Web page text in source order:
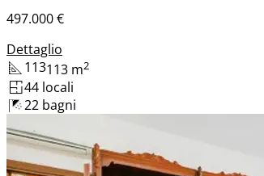
497.000 €
Dettaglio
113113 m2
44 locali
22 bagni